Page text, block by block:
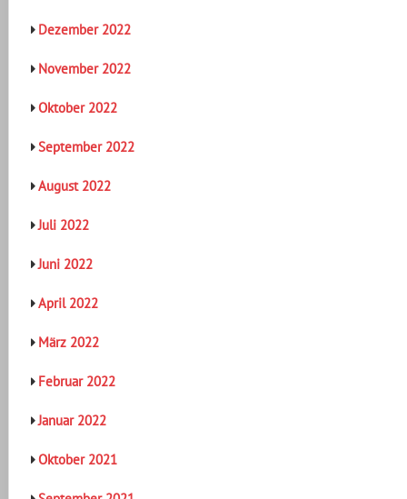
Dezember 2022
November 2022
Oktober 2022
September 2022
August 2022
Juli 2022
Juni 2022
April 2022
März 2022
Februar 2022
Januar 2022
Oktober 2021